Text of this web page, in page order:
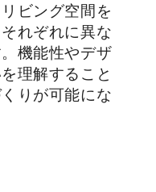
ビング空間を
れぞれに異な
機能性やデザ
理解すること
りが可能にな